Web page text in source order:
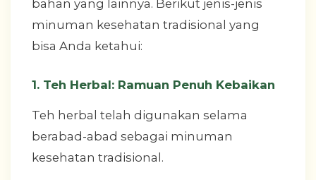
bahan yang lainnya. Berikut jenis-jenis
minuman kesehatan tradisional yang
bisa Anda ketahui:
1. Teh Herbal: Ramuan Penuh Kebaikan
Teh herbal telah digunakan selama
berabad-abad sebagai minuman
kesehatan tradisional.